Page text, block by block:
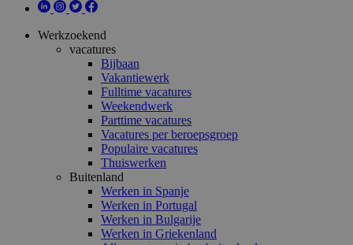
Werkzoekend
vacatures
Bijbaan
Vakantiewerk
Fulltime vacatures
Weekendwerk
Parttime vacatures
Vacatures per beroepsgroep
Populaire vacatures
Thuiswerken
Buitenland
Werken in Spanje
Werken in Portugal
Werken in Bulgarije
Werken in Griekenland